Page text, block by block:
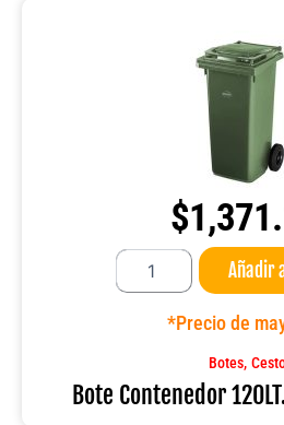
$
Bote
Contenedor
120LT.
C/RUEDAS
Añadir
*Precio de
Botes,
Bote Contenedor 120LT.